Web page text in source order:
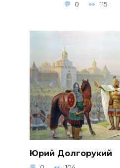
0 115
Юрий Долгорукий